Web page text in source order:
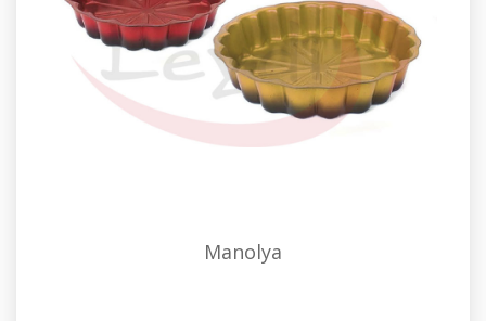
Manolya